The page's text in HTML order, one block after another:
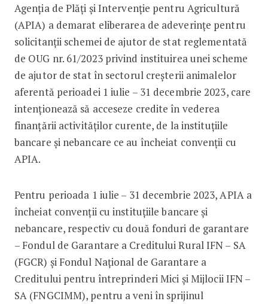
APIA oferă adeverințe fermierilor
Agenția de Plăți și Intervenție pentru Agricultură
(APIA) a demarat eliberarea de adeverințe pentru
solicitanții schemei de ajutor de stat reglementată
de OUG nr. 61/2023 privind instituirea unei scheme
de ajutor de stat în sectorul creșterii animalelor
aferentă perioadei 1 iulie – 31 decembrie 2023, care
intenționează să acceseze credite în vederea
finanțării activităților curente, de la instituțiile
bancare și nebancare ce au încheiat convenții cu
APIA.
Pentru perioada 1 iulie – 31 decembrie 2023, APIA a
încheiat convenții cu instituțiile bancare și
nebancare, respectiv cu două fonduri de garantare
– Fondul de Garantare a Creditului Rural IFN – SA
(FGCR) și Fondul Național de Garantare a
Creditului pentru întreprinderi Mici și Mijlocii IFN –
SA (FNGCIMM), pentru a veni în sprijinul